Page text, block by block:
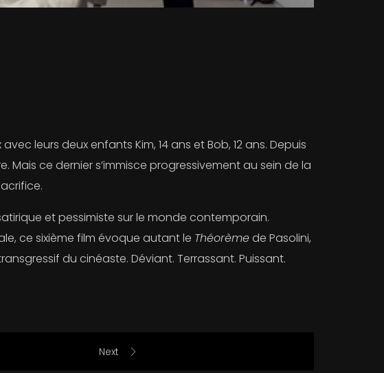
leurs deux enfants Kim, 14 ans et Bob, 12 ans. Depuis
ce dernier s’immisce progressivement au sein de la
et pessimiste sur le monde contemporain.
ce sixième film évoque autant le Théorèmede Pasolini,
du cinéaste. Déviant. Terrassant. Puissant.
Next